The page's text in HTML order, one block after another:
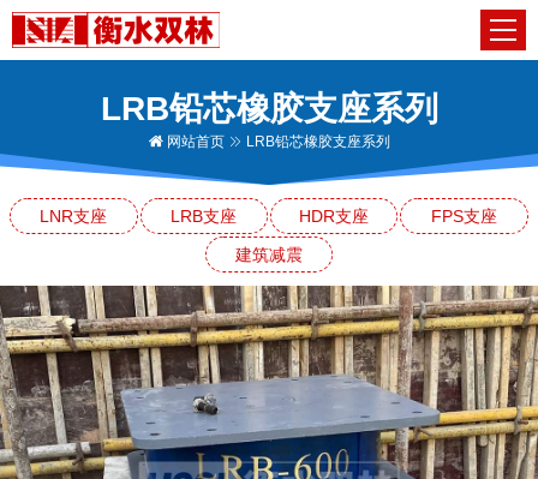
LRB铅芯橡胶支座系列
网站首页 LRB铅芯橡胶支座系列
LNR支座 LRB支座 HDR支座
FPS支座
建筑减震